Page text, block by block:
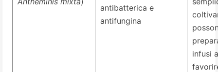
antibatterica e
antifungina
infusi